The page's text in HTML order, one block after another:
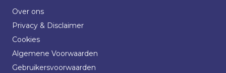
Over ons
Privacy & Disclaimer
Cookies
Algemene Voorwaarden
Gebruikersvoorwaarden